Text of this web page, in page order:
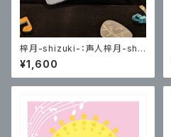
梓月-shizuki-：声人梓月-shiz
uki- 身だしなみミラー付きキー
ホルダー(レトロカセット版)
¥1,600